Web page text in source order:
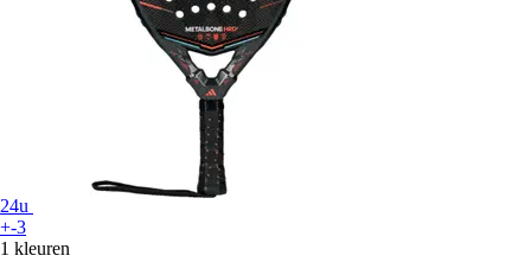
24u
+-3
1 kleuren